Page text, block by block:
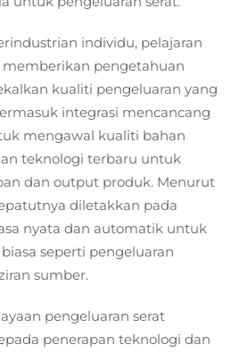
individu, pelajaran
pengetahuan
kualiti pengeluaran yang
integrasi mencancang
mengawal kualiti bahan
teknologi terbaru untuk
dan output produk. Menurut
diletakkan pada
nyata dan automatik untuk
seperti pengeluaran
sumber.
pengeluaran serat
penerapan teknologi dan